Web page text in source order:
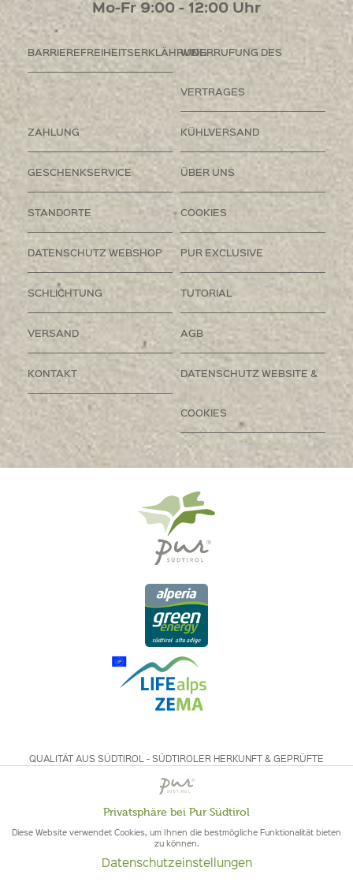
Mo-Fr 9:00 - 12:00 Uhr
BARRIEREFREIHEITSERKLÄHRUNGWIDERRUFUNG DES
VERTRAGES
ZAHLUNG KÜHLVERSAND
GESCHENKSERVICE ÜBER UNS
STANDORTE COOKIES
DATENSCHUTZ WEBSHOP PUR EXCLUSIVE
SCHLICHTUNG TUTORIAL
VERSAND AGB
KONTAKT DATENSCHUTZ WEBSITE &
COOKIES
QUALITÄT AUS SÜDTIROL - SÜDTIROLER HERKUNFT & GEPRÜFTE
QUALITÄT
Aktiv
Inaktiv
Privatsphäre bei Pur Südtirol
Diese Website verwendet Cookies, um Ihnen die bestmögliche Funktionalität bieten
zu können.
Datenschutzeinstellungen